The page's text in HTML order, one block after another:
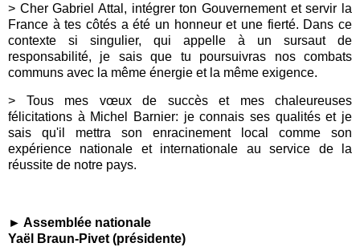
> Cher Gabriel Attal, intégrer ton Gouvernement et servir la
France à tes côtés a été un honneur et une fierté. Dans ce
contexte si singulier, qui appelle à un sursaut de
responsabilité, je sais que tu poursuivras nos combats
communs avec la même énergie et la même exigence.
> Tous mes vœux de succès et mes chaleureuses
félicitations à Michel Barnier: je connais ses qualités et je
sais qu'il mettra son enracinement local comme son
expérience nationale et internationale au service de la
réussite de notre pays.
► Assemblée nationale
Yaël Braun-Pivet (présidente)